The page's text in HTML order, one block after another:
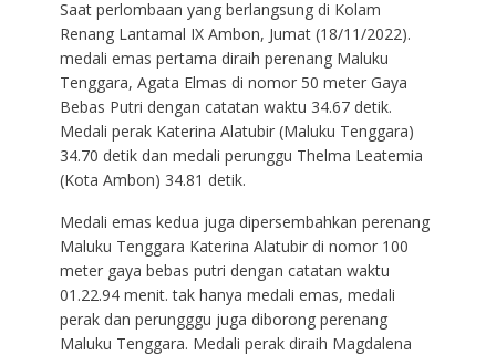
Saat perlombaan yang berlangsung di Kolam
Renang Lantamal IX Ambon, Jumat (18/11/2022).
medali emas pertama diraih perenang Maluku
Tenggara, Agata Elmas di nomor 50 meter Gaya
Bebas Putri dengan catatan waktu 34.67 detik.
Medali perak Katerina Alatubir (Maluku Tenggara)
34.70 detik dan medali perunggu Thelma Leatemia
(Kota Ambon) 34.81 detik.
Medali emas kedua juga dipersembahkan perenang
Maluku Tenggara Katerina Alatubir di nomor 100
meter gaya bebas putri dengan catatan waktu
01.22.94 menit. tak hanya medali emas, medali
perak dan perungggu juga diborong perenang
Maluku Tenggara. Medali perak diraih Magdalena